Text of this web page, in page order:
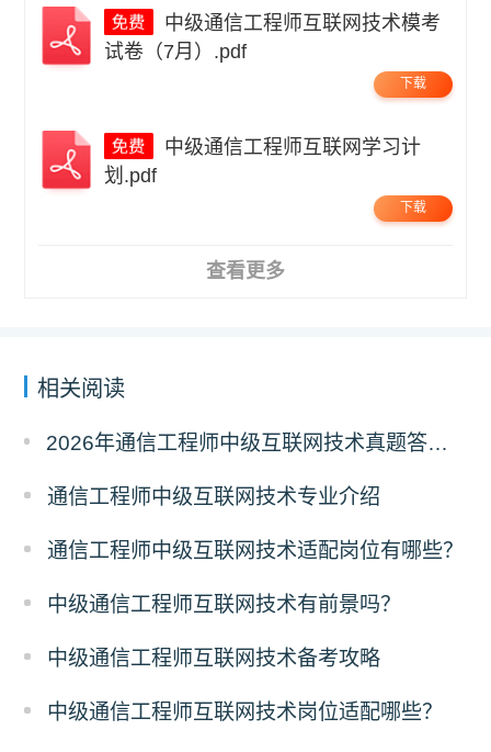
试卷（7月）.pdf
下载
划.pdf
下载
查看更多
相关阅读
2026年通信工程师中级互联网技术真题答案解析（考后更新）
通信工程师中级互联网技术专业介绍
通信工程师中级互联网技术适配岗位有哪些？
中级通信工程师互联网技术有前景吗？
中级通信工程师互联网技术备考攻略
中级通信工程师互联网技术岗位适配哪些？